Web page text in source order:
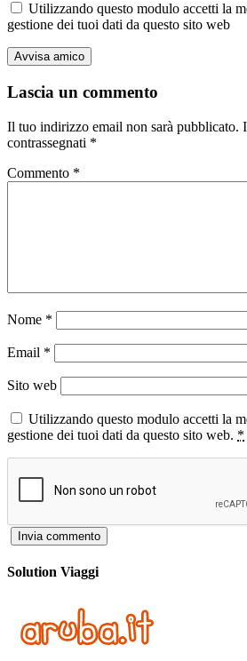
Utilizzando questo modulo accetti la
gestione dei tuoi dati da questo sito web
Lascia un commento
Il tuo indirizzo email non sarà pubblicato.
contrassegnati *
Commento *
Nome *
Email *
Sito web
Utilizzando questo modulo accetti la
gestione dei tuoi dati da questo sito web. *
Solution Viaggi